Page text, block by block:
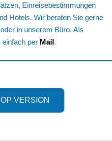
Einreisebestimmungen
Hotels. Wir beraten Sie gerne
oder in unserem Büro. Als
einfach per Mail.
VERSION